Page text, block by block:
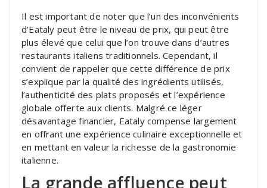
Il est important de noter que l’un des inconvénients
d’Eataly peut être le niveau de prix, qui peut être
plus élevé que celui que l’on trouve dans d’autres
restaurants italiens traditionnels. Cependant, il
convient de rappeler que cette différence de prix
s’explique par la qualité des ingrédients utilisés,
l’authenticité des plats proposés et l’expérience
globale offerte aux clients. Malgré ce léger
désavantage financier, Eataly compense largement
en offrant une expérience culinaire exceptionnelle et
en mettant en valeur la richesse de la gastronomie
italienne.
La grande affluence peut